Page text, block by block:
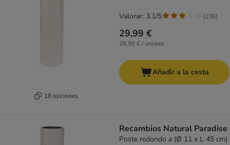
18 opciones
29,99 €
29,99 € / unidad
Valorar: 3.1/5 (236)
Añadir a la cesta
Recambios Natural Paradise
Poste redondo a (Ø 11 x L 45 cm)